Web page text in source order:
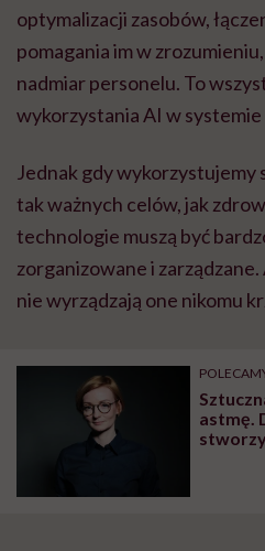
optymalizacji zasobów,
pomagania im w
nadmiar personelu. To
wykorzystania AI w
Jednak gdy
tak ważnych celów, jak
technologie muszą być
zorganizowane i
nie wyrządzają one nikomu
astmę.